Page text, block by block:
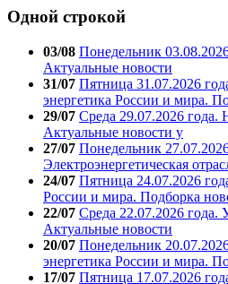
Одной строкой
03/08 Понедельник
Актуальные новости
31/07 Пятница 31.07.2026
энергетика России и мира.
29/07 Среда 29.07.2026 года.
Актуальные новости у
27/07 Понедельник
Электроэнергетическая
24/07 Пятница 24.07.2026
России и мира. Подборка
22/07 Среда 22.07.2026 года.
Актуальные новости
20/07 Понедельник
энергетика России и мира.
17/07 Пятница 17.07.2026